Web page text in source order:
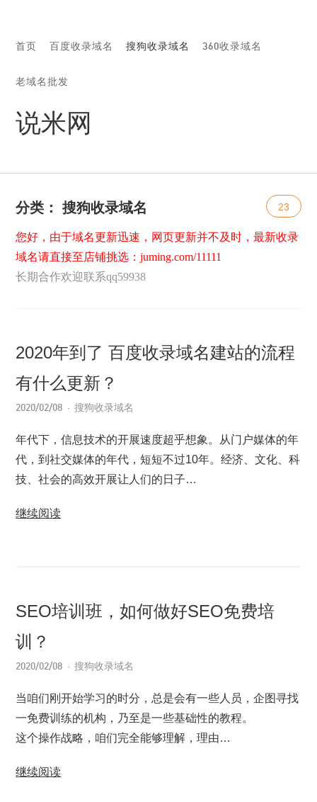
首页 百度收录域名 搜狗收录域名 360收录域名
老域名批发
说米网
分类：搜狗收录域名
您好，由于域名更新迅速，网页更新并不及时，最新收录
域名请直接至店铺挑选：juming.com/11111
长期合作欢迎联系qq59938
23
2020年到了 百度收录域名建站的流程
有什么更新？
2020/02/08 搜狗收录域名
年代下，信息技术的开展速度超乎想象。从门户媒体的年
代，到社交媒体的年代，短短不过10年。经济、文化、科
技、社会的高效开展让人们的日子…
继续阅读
SEO培训班，如何做好SEO免费培
训？
2020/02/08 搜狗收录域名
当咱们刚开始学习的时分，总是会有一些人员，企图寻找
一免费训练的机构，乃至是一些基础性的教程。
这个操作战略，咱们完全能够理解，理由…
继续阅读